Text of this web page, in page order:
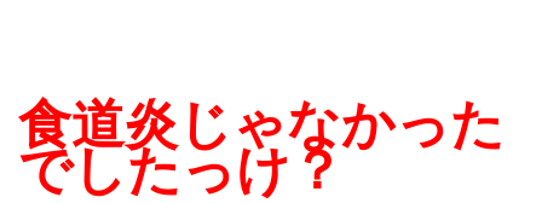
食道炎じゃなかった
でしたっけ？